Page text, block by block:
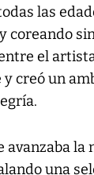
las
coreando
el
creó un
avanzaba la
una